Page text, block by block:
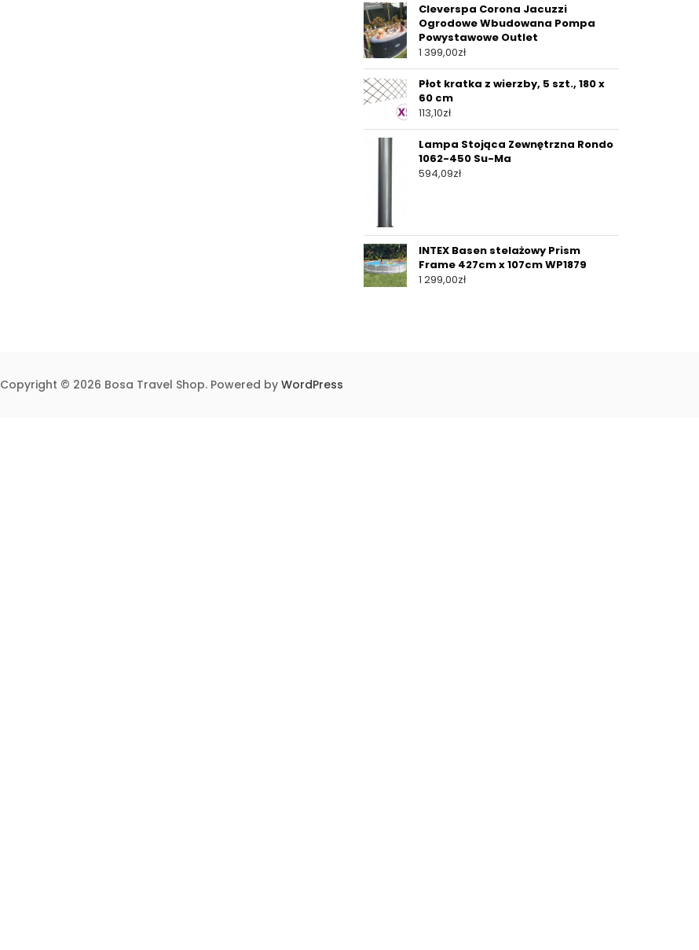
Cleverspa Corona Jacuzzi
Ogrodowe Wbudowana Pompa
Powystawowe Outlet
1 399,00zł
Płot kratka z wierzby, 5 szt., 180 x
60 cm
113,10zł
Lampa Stojąca Zewnętrzna Rondo
1062-450 Su-Ma
594,09zł
INTEX Basen stelażowy Prism
Frame 427cm x 107cm WP1879
1 299,00zł
Copyright © 2026 Bosa Travel Shop. Powered by WordPress